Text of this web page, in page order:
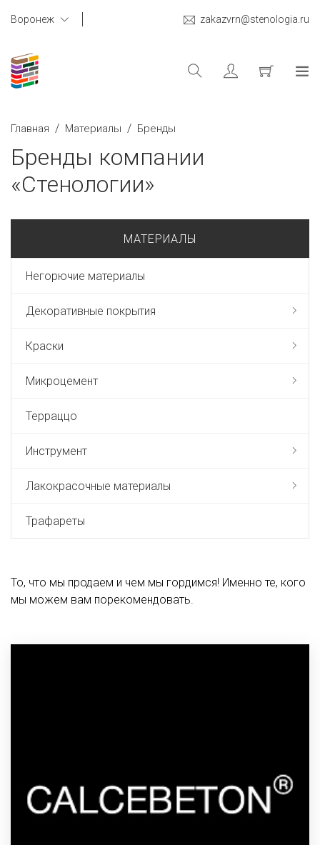
Воронеж zakazvrn@stenologia.ru
Главная / Материалы / Бренды
Бренды компании
«Стенологии»
МАТЕРИАЛЫ
Негорючие материалы
Декоративные покрытия
Краски
Микроцемент
Терраццо
Инструмент
Лакокрасочные материалы
Трафареты
То, что мы продаем и чем мы гордимся! Именно те, кого
мы можем вам порекомендовать.